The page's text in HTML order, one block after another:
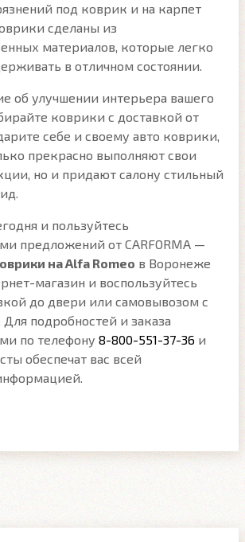
под коврик и на карпет
сделаны из
материалов, которые легко
в отличном состоянии.
об улучшении интерьера вашего
коврики с доставкой от
себе и своему авто коврики,
прекрасно выполняют свои
но и придают салону стильный
и пользуйтесь
предложений от CARFORMA —
на Alfa Romeo в Воронеже
магазин и воспользуйтесь
до двери или самовывозом с
подробностей и заказа
по телефону 8-800-551-37-36 и
обеспечат вас всей